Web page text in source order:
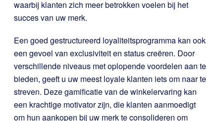
waarbij klanten zich meer betrokken voelen bij het
succes van uw merk.
Een goed gestructureerd loyaliteitsprogramma kan ook
een gevoel van exclusiviteit en status creëren. Door
verschillende niveaus met oplopende voordelen aan te
bieden, geeft u uw meest loyale klanten iets om naar te
streven. Deze gamificatie van de winkelervaring kan
een krachtige motivator zijn, die klanten aanmoedigt
om hun aankopen bij uw merk te consolideren om